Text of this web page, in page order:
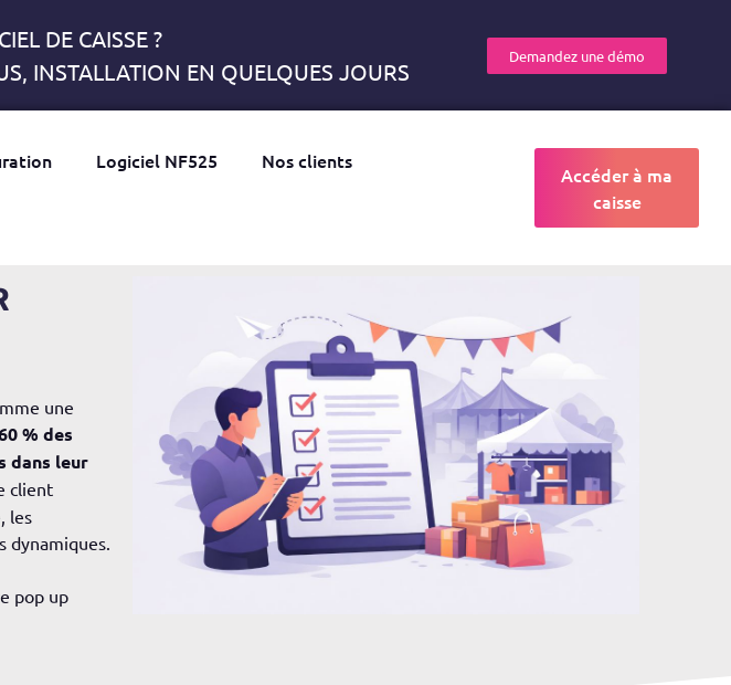
DE CAISSE ?
INSTALLATION EN QUELQUES JOURS
Demandez une démo
Logiciel NF525 Nos clients
Accéder à ma
caisse
une
% des
dans leur
client
les
dynamiques.
pop up